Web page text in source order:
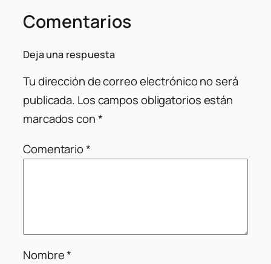
Comentarios
Deja una respuesta
Tu dirección de correo electrónico no será
publicada. Los campos obligatorios están
marcados con*
Comentario*
Nombre*